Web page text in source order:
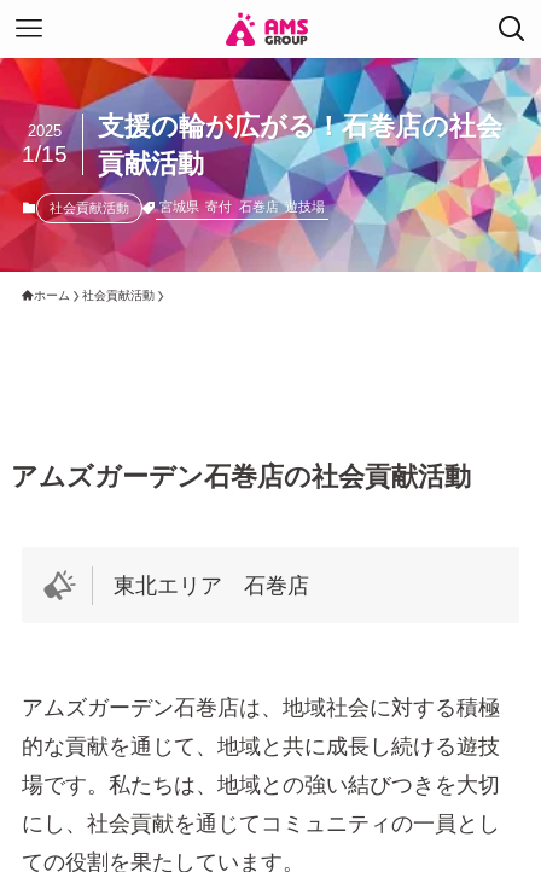
支援の輪が広がる！石巻店の社会
貢献活動
2025
1/15
社会貢献活動 宮城県 寄付 石巻店 遊技場
ホーム 社会貢献活動
アムズガーデン石巻店の社会貢献活動
東北エリア 石巻店
アムズガーデン石巻店は、地域社会に対する積極
的な貢献を通じて、地域と共に成長し続ける遊技
場です。私たちは、地域との強い結びつきを大切
にし、社会貢献を通じてコミュニティの一員とし
ての役割を果たしています。